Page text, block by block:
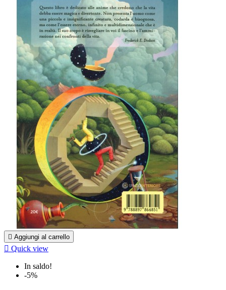
 Aggiungi al carrello
 Quick view
In saldo!
-5%